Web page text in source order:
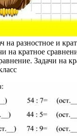
на разностное и
на кратное
Задачи на